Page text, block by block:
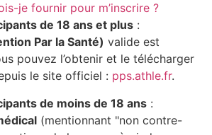
je fournir pour m’inscrire ?
de 18 ans et plus :
Par la Santé) valide est
pouvez l’obtenir et le télécharger
le site officiel : pps.athle.fr.
de moins de 18 ans :
(mentionnant "non contre-